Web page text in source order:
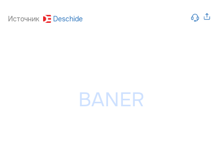
Источник Deschide